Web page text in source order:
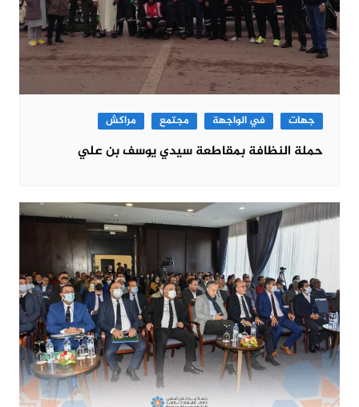
جهات في الواجهة مجتمع مراكش
حملة النظافة بمقاطعة سيدي يوسف بن علي